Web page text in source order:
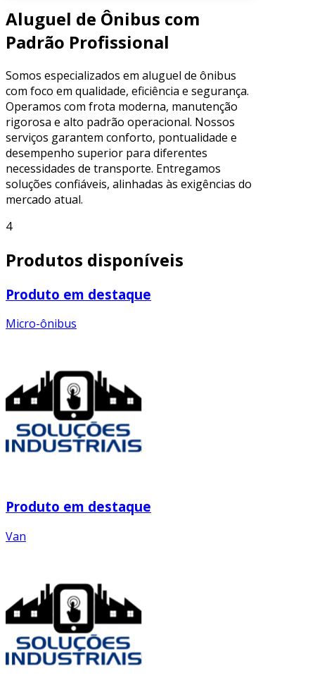
Aluguel de Ônibus com
Padrão Profissional
Somos especializados em aluguel de ônibus
com foco em qualidade, eficiência e segurança.
Operamos com frota moderna, manutenção
rigorosa e alto padrão operacional. Nossos
serviços garantem conforto, pontualidade e
desempenho superior para diferentes
necessidades de transporte. Entregamos
soluções confiáveis, alinhadas às exigências do
mercado atual.
4
Produtos disponíveis
Produto em destaque
Micro-ônibus
Produto em destaque
Van